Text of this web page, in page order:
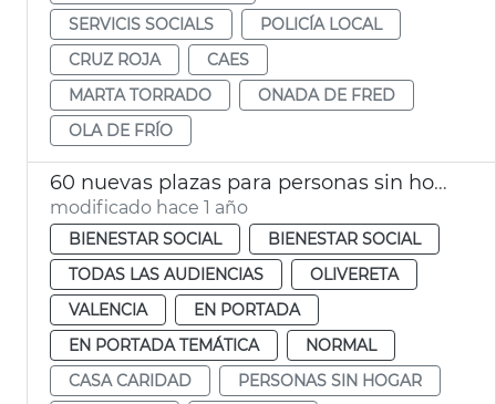
SERVICIS SOCIALS
POLICÍA LOCAL
CRUZ ROJA
CAES
MARTA TORRADO
ONADA DE FRED
OLA DE FRÍO
60 nuevas plazas para personas sin hogar
modificado hace 1 año
BIENESTAR SOCIAL
BIENESTAR SOCIAL
TODAS LAS AUDIENCIAS
OLIVERETA
VALENCIA
EN PORTADA
EN PORTADA TEMÁTICA
NORMAL
CASA CARIDAD
PERSONAS SIN HOGAR